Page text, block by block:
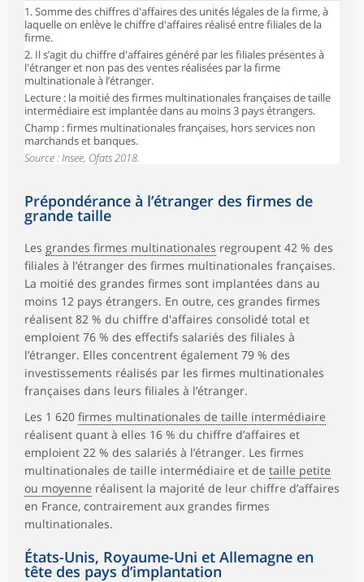
1. Somme des chiffres d'affaires des unités légales de la firme, à
laquelle on enlève le chiffre d'affaires réalisé entre filiales de la
firme.
2. Il s’agit du chiffre d'affaires généré par les filiales présentes à
l'étranger et non pas des ventes réalisées par la firme
multinationale à l’étranger.
Lecture : la moitié des firmes multinationales françaises de taille
intermédiaire est implantée dans au moins 3 pays étrangers.
Champ : firmes multinationales françaises, hors services non
marchands et banques.
Source : Insee, Ofats 2018.
Prépondérance à l’étranger des firmes de
grande taille
Les grandes firmes multinationales regroupent 42 % des
filiales à l’étranger des firmes multinationales françaises.
La moitié des grandes firmes sont implantées dans au
moins 12 pays étrangers. En outre, ces grandes firmes
réalisent 82 % du chiffre d'affaires consolidé total et
emploient 76 % des effectifs salariés des filiales à
l’étranger. Elles concentrent également 79 % des
investissements réalisés par les firmes multinationales
françaises dans leurs filiales à l’étranger.
Les 1 620 firmes multinationales de taille intermédiaire
réalisent quant à elles 16 % du chiffre d’affaires et
emploient 22 % des salariés à l’étranger. Les firmes
multinationales de taille intermédiaire et de taille petite
ou moyenne réalisent la majorité de leur chiffre d’affaires
en France, contrairement aux grandes firmes
multinationales.
États-Unis, Royaume-Uni et Allemagne en
tête des pays d’implantation